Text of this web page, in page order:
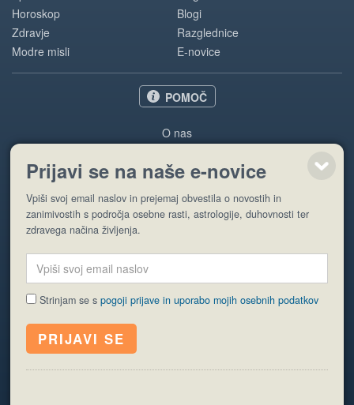
Horoskop
Zdravje
Modre misli
Blogi
Razglednice
E-novice
POMOČ
O nas
Pogoji uporabe
Pošlji stran
© EyeCatching. Vse pravice so pridržane.
ISSN 1581-2332
Politika piškotkov Varstvo osebnih podatkov
Prijavi se na naše e-novice
Vpiši svoj email naslov in prejemaj obvestila o novostih in
zanimivostih s področja osebne rasti, astrologije, duhovnosti ter
zdravega načina življenja.
Strinjam se spogoji prijave in uporabo mojih osebnih podatkov